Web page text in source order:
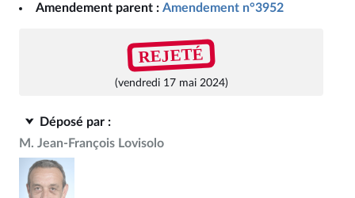
Amendement parent : Amendement n°3952
REJETÉ
(vendredi 17 mai 2024)
Déposé par :
M. Jean-François Lovisolo